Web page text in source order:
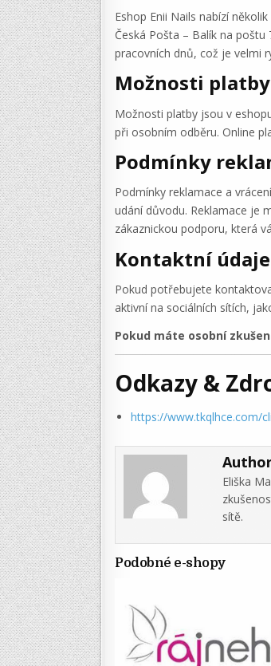
Eshop Enii Nails nabízí
Česká Pošta – Balík na
pracovních dnů, což je velmi
Možnosti platby
Možnosti platby jsou v
při osobním odběru. Online
Podmínky
Podmínky reklamace a
udání důvodu. Reklamace je
zákaznickou podporu, která
Kontaktní údaje
Pokud potřebujete
aktivní na sociálních sítích,
Pokud máte osobní
Odkazy &
https://www.tkqlhce.com/
Eliška
sítě.
Podobné e-shopy